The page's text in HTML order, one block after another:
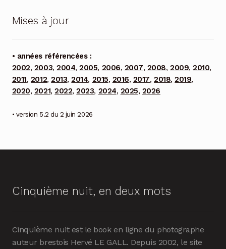
Mises à jour
• années référencées :
2002, 2003,2004,2005, 2006, 2007, 2008,2009,2010,
2011, 2012,2013,2014, 2015, 2016, 2017,2018,2019,
2020, 2021,2022,2023, 2024, 2025, 2026
• version 5.2 du 2 juin 2026
Cinquième nuit, en deux mots
Cinquième nuit est le book en ligne du photographe
auteur brestois Hervé LE GALL. Depuis 2002, le site